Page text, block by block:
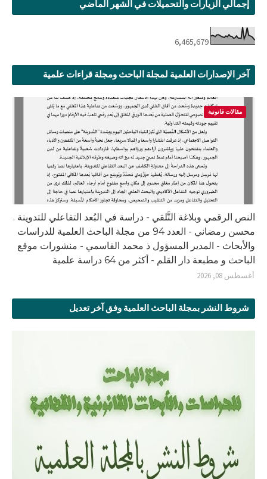
إجمالي الزيارات والتحميلات في الشهر الماضي
6,465,679
آخر الإصدارات العلمية لمجلة الباحث ومجلة قراءات علمية
مقالات قانونية
النص الرقمي وبلاغة التَّلقي - دراسة في البُعد التفاعلي للتدوينة .
محسن رمضاني - العدد 94 من مجلة الباحث العلمية للدراسات
والأبحاث - المدير المسؤول ذ محمد القاسمي - منشورات موقع
الباحث و مطبعة دار القلم - أكثر من 64 دراسة علمية
أغسطس 08, 2026
شروط النشر بمجلة الباحث العلمية وفق آخر تعديل